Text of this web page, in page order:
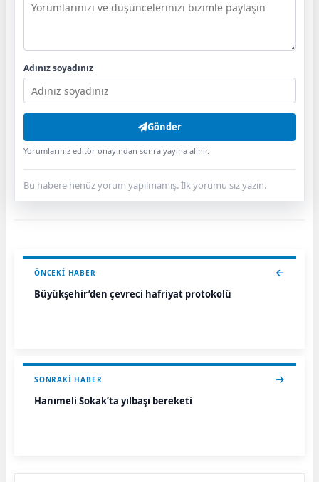
Adınız soyadınız
Gönder
Yorumlarınız editör onayından sonra yayına alınır.
Bu habere henüz yorum yapılmamış. İlk yorumu siz yazın.
ÖNCEKI HABER
Büyükşehir’den çevreci hafriyat protokolü
SONRAKI HABER
Hanımeli Sokak’ta yılbaşı bereketi